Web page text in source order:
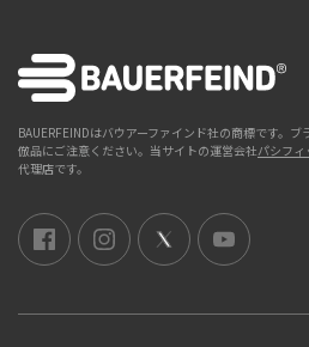
BAUERFEINDはバウアーファインド社の商標です。
倣品にご注意ください。当サイトの運営会社パシフ
代理店です。